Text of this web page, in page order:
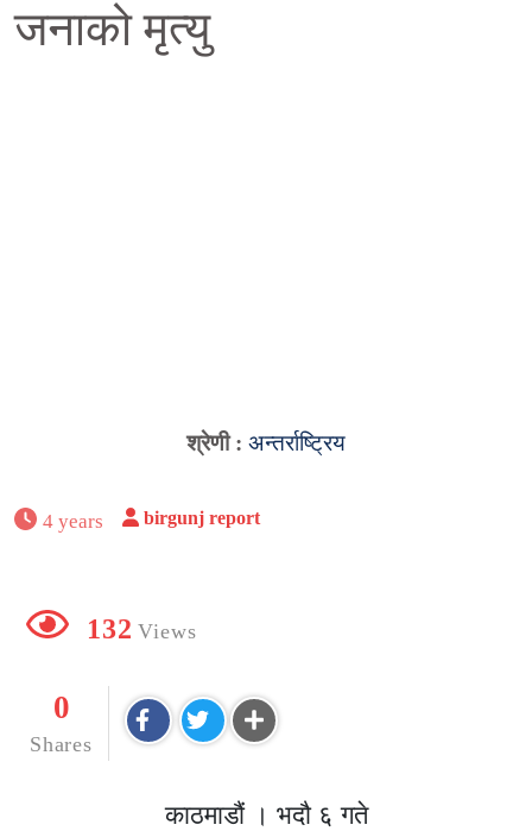
जनाको मृत्यु
श्रेणी : अन्तर्राष्ट्रिय
4 years birgunj report
132 Views
0
Shares
काठमाडौं । भदौ ६ गते